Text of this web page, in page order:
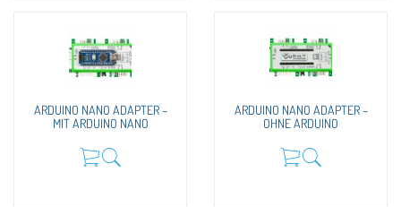
ARDUINO NANO ADAPTER –
MIT ARDUINO NANO
ARDUINO NANO ADAPTER –
OHNE ARDUINO